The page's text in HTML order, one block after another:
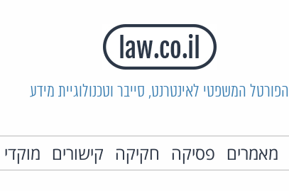
הפורטל המשפטי לאינטרנט, סייבר וטכנולוגיית מידע
מאמרים פסיקה חקיקה קישורים